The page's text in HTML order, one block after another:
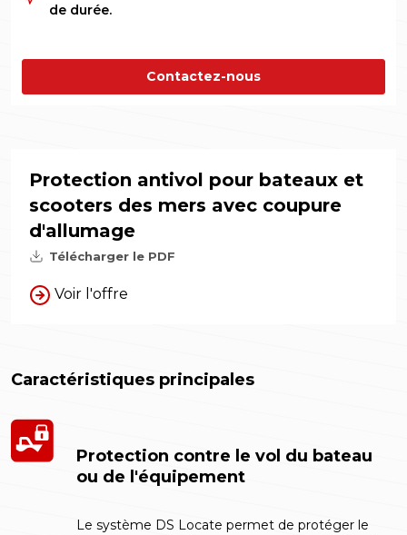
de durée.
Contactez-nous
Protection antivol pour bateaux et
scooters des mers avec coupure
d'allumage
Télécharger le PDF
Voir l'offre
Caractéristiques principales
Protection contre le vol du bateau
ou de l'équipement
Le système DS Locate permet de protéger le